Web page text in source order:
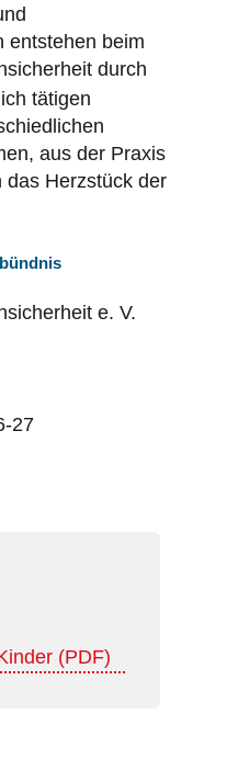
entstehen beim
durch
tätigen
aus der Praxis
das Herzstück der
e. V.
27
(PDF)